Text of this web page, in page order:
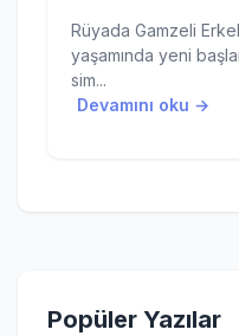
Rüyada Gamzeli
yaşamında yeni
sim...
Devamını oku →
Popüler Yazılar